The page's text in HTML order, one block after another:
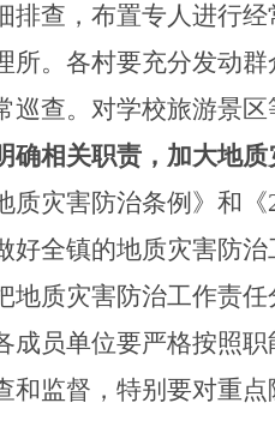
排查，布置专人进行
所。各村要充分发动
巡查。对学校旅游景
确相关职责，加大地
质灾害防治条例》和《
好全镇的地质灾害防
地质灾害防治工作责
成员单位要严格按照
和监督，特别要对重点